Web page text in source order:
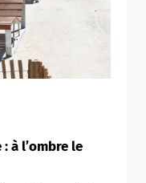
à l’ombre le